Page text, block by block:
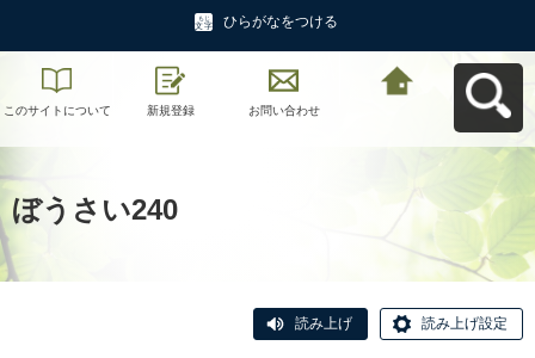
ひらがなをつける
このサイトについて 新規登録 お問い合わせ
ぼうさい240
読み上げ 読み上げ設定